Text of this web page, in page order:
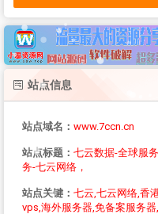
站点信息
站点域名： www.7ccn.cn
站点标题： 七云数据-全球服
务-七云网络，
站点关键： 七云,七云网络,香
vps,海外服务器,免备案服务